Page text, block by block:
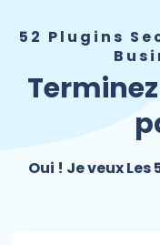
52 Plugins
Oui ! Je veux